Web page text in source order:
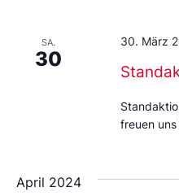
SA.
30
30. März
freuen
April 2024